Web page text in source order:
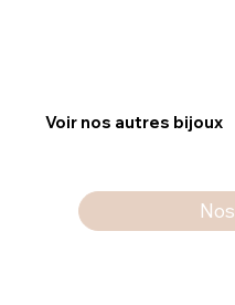
Voir nos autres bijoux